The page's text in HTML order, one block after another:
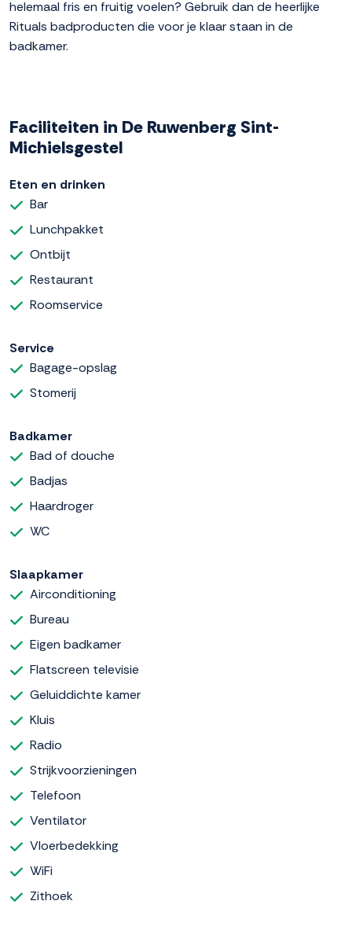
helemaal fris en fruitig voelen? Gebruik dan de heerlijke
Rituals badproducten die voor je klaar staan in de
badkamer.
Faciliteiten in De Ruwenberg Sint-
Michielsgestel
Eten en drinken
Bar
Lunchpakket
Ontbijt
Restaurant
Roomservice
Service
Bagage-opslag
Stomerij
Badkamer
Bad of douche
Badjas
Haardroger
WC
Slaapkamer
Airconditioning
Bureau
Eigen badkamer
Flatscreen televisie
Geluiddichte kamer
Kluis
Radio
Strijkvoorzieningen
Telefoon
Ventilator
Vloerbedekking
WiFi
Zithoek